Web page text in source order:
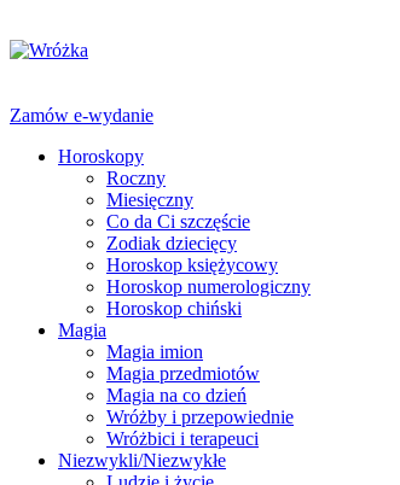
Zamów e-wydanie
Horoskopy
Roczny
Miesięczny
Co da Ci szczęście
Zodiak dziecięcy
Horoskop księżycowy
Horoskop numerologiczny
Horoskop chiński
Magia
Magia imion
Magia przedmiotów
Magia na co dzień
Wróżby i przepowiednie
Wróżbici i terapeuci
Niezwykli/Niezwykłe